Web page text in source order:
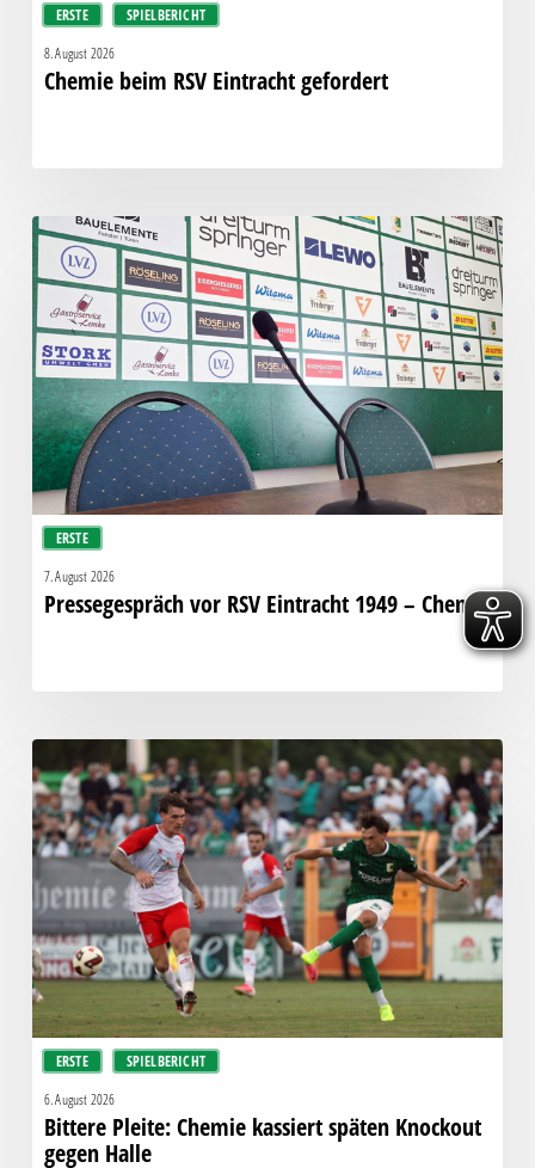
ERSTE SPIELBERICHT
8. August 2026
Chemie beim RSV Eintracht gefordert
ERSTE
Pressegespräch
vor
RSV
Eintracht
1949
–
Chemie
7. August 2026
Pressegespräch vor RSV Eintracht 1949 – Chemie
ERSTE SPIELBERICHT
Bittere
Pleite:
Chemie
kassiert
späten
Knockout
gegen
Halle
6. August 2026
Bittere Pleite: Chemie kassiert späten Knockout
gegen Halle